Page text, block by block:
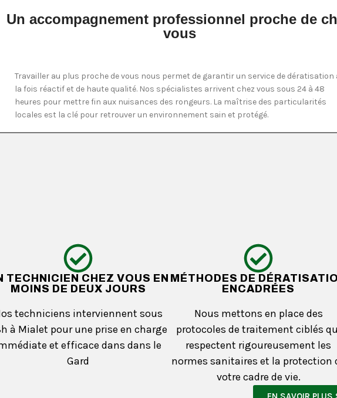
Un accompagnement professionnel proche de
vous
Travailler au plus proche de vous nous permet de garantir un service de dératisation
la fois réactif et de haute qualité. Nos spécialistes arrivent chez vous sous 24 à 48
heures pour mettre fin aux nuisances des rongeurs. La maîtrise des particularités
locales est la clé pour retrouver un environnement sain et protégé.
TECHNICIEN CHEZ VOUS EN
MOINS DE DEUX JOURS
techniciens interviennent sous
à Mialet pour une prise en charge
et efficace dans dans le
Gard
MÉTHODES DE
ENCADRÉES
Nous mettons en place des
protocoles de traitement ciblés
respectent rigoureusement les
normes sanitaires et la protection
votre cadre de vie.